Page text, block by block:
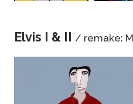
Elvis I & II / remake: